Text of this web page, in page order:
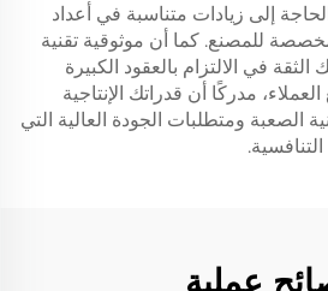
إلى زيادات متناسبة في أعداد
للمصنع. كما أن موثوقية تقنية
الثقة في الالتزام بالعقود الكبيرة
مدركًا أن قدراتك الإنتاجية
الصعبة ومتطلبات الجودة العالية التي
عملية